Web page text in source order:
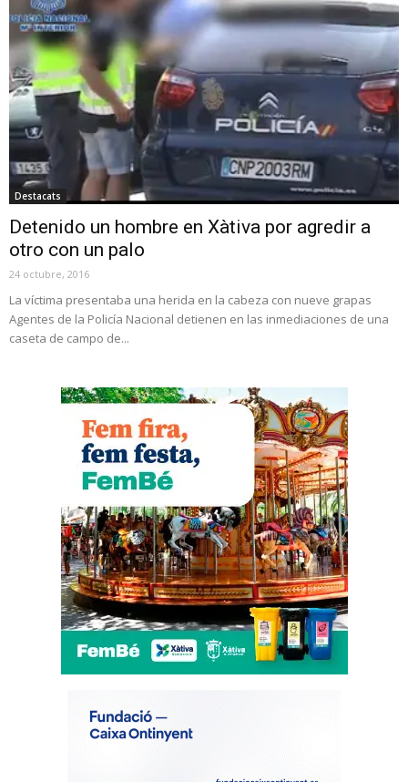
Destacats
Detenido un hombre en Xàtiva por agredir a
otro con un palo
24 octubre, 2016
La víctima presentaba una herida en la cabeza con nueve grapas
Agentes de la Policía Nacional detienen en las inmediaciones de una
caseta de campo de...